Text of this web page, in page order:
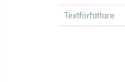
Textförfattare